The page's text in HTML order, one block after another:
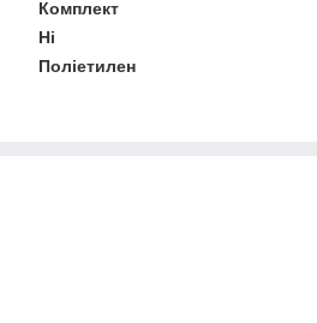
Комплект
Ні
Поліетилен